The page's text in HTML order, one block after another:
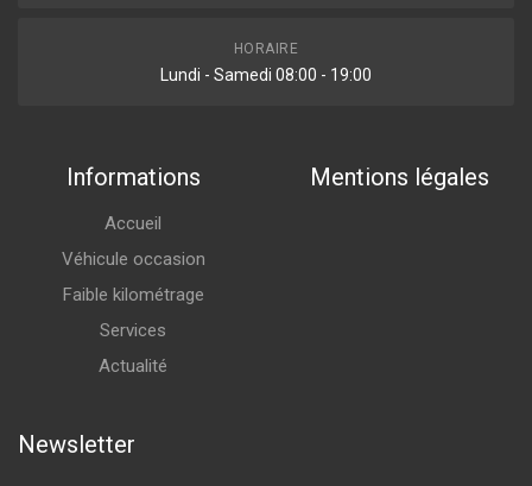
HORAIRE
Lundi - Samedi 08:00 - 19:00
Informations
Accueil
Véhicule occasion
Faible kilométrage
Services
Actualité
Mentions légales
Newsletter